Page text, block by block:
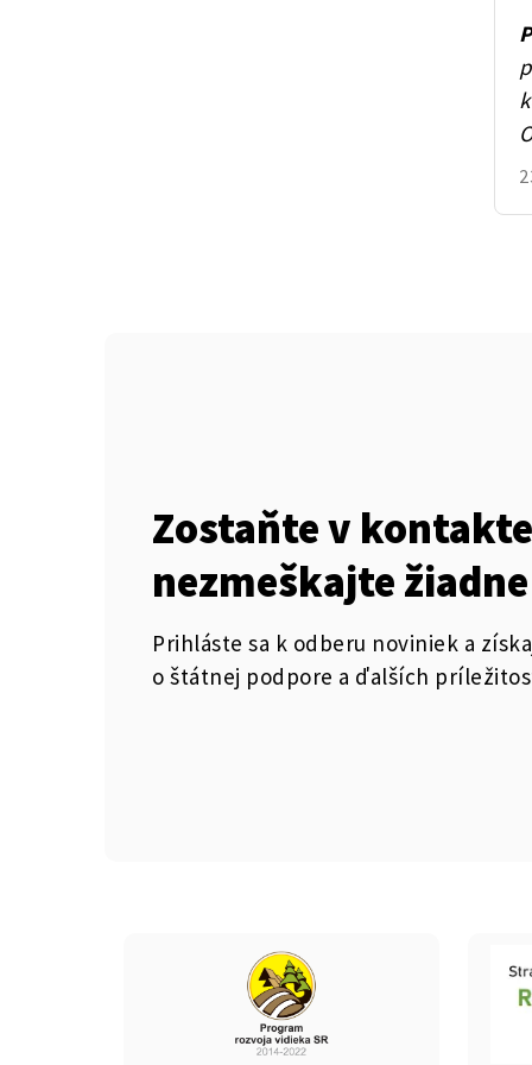
Zostaňte v
nezmeškajte
Prihláste sa k odberu noviniek a
o štátnej podpore a ďalších